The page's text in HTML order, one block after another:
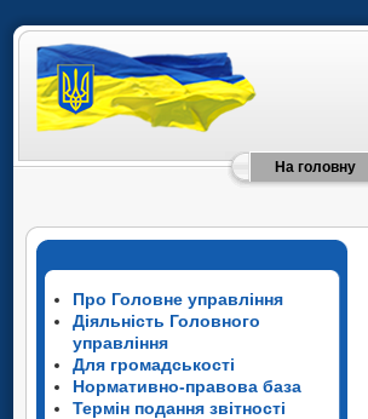
На головну
Про Головне управління
Діяльність Головного
управління
Для громадськості
Нормативно-правова база
Термін подання звітності